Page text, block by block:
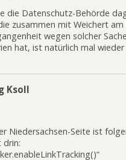
die Datenschutz-Behörde
zusammen mit Weichert am
wegen solcher
hat, ist natürlich mal wieder
Ksoll
Niedersachsen-Seite ist
drin: